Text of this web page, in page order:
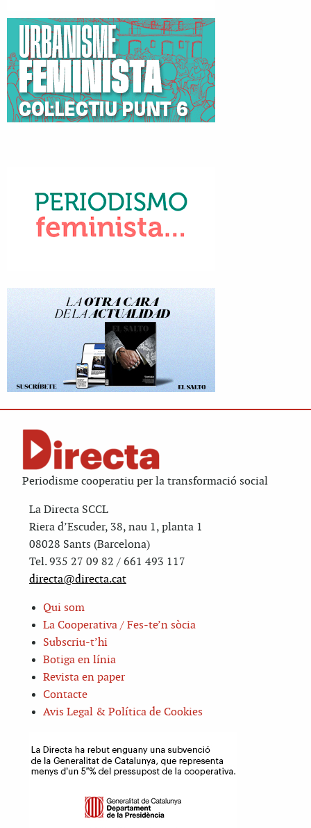
Periodisme cooperatiu per la transformació social
La Directa SCCL
Riera d’Escuder, 38, nau 1, planta 1
08028 Sants (Barcelona)
Tel. 935 27 09 82 / 661 493 117
directa@directa.cat
Qui som
La Cooperativa / Fes-te’n sòcia
Subscriu-t’hi
Botiga en línia
Revista en paper
Contacte
Avis Legal & Política de Cookies